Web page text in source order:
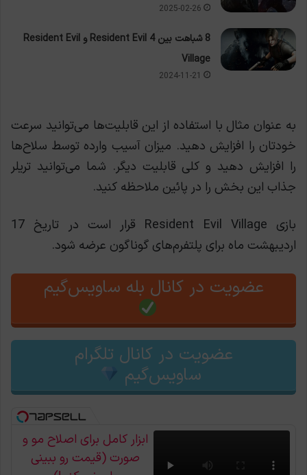
2025-02-26
8 شباهت بین Resident Evil 4 و Resident Evil
Village
2024-11-21
به عنوان مثال با استفاده از این قابلیت‌ها می‌توانید سرعت
خودتان را افزایش دهید. میزان آسیب وارده توسط سلاح‌ها
را افزایش دهید و کلی قابلیت دیگر. شما می‌توانید تریلر
جذاب این بخش را در پائین ملاحظه کنید.
بازی Resident Evil Village قرار است در تاریخ 17
اردیبهشت ماه برای پلتفرم‌های گوناگون عرضه شود.
عضویت در کانال بله ساویس‌گیم
عضویت در کانال تلگرام
ساویس‌گیم
ابزار کامل برای اصلاح مو و
صورت (قیمت رو ببینی